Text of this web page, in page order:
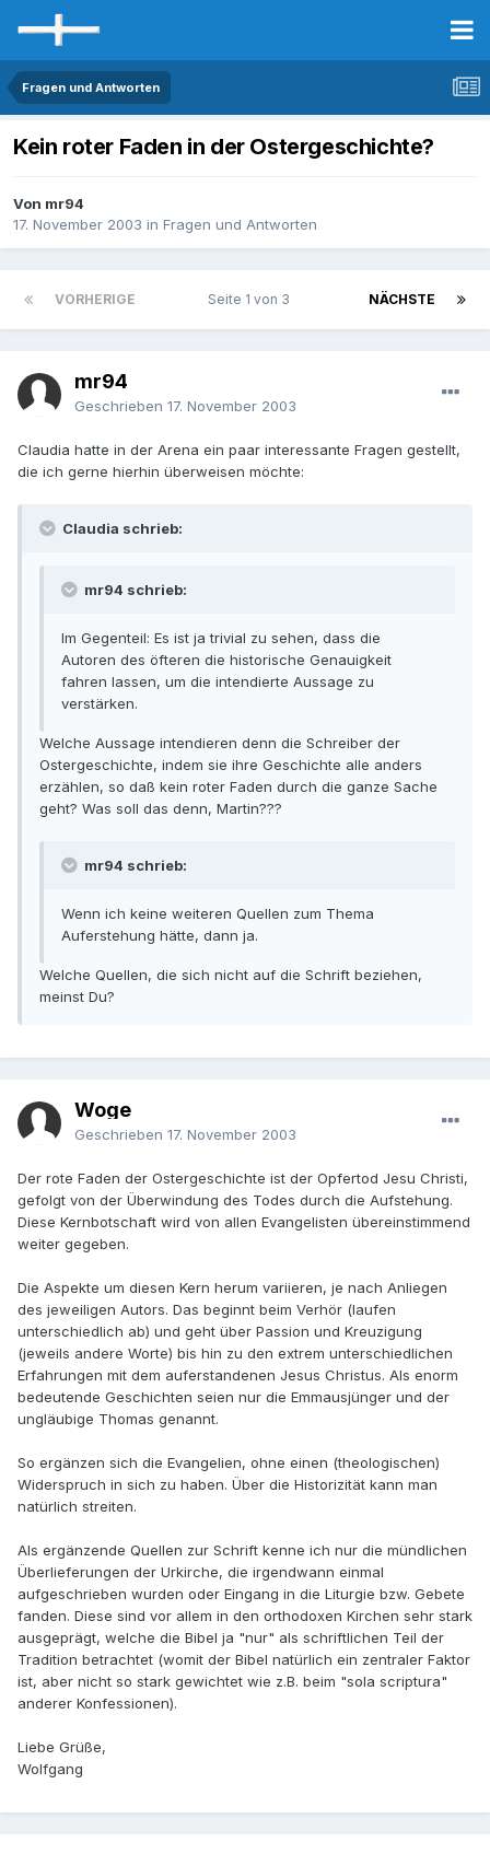
Fragen und Antworten
Kein roter Faden in der Ostergeschichte?
Von mr94
17. November 2003 in Fragen und Antworten
VORHERIGE NÄCHSTE
Seite 1 von 3
mr94
Geschrieben 17. November 2003
Claudia hatte in der Arena ein paar interessante Fragen gestellt,
die ich gerne hierhin überweisen möchte:
Claudia schrieb:
mr94 schrieb:
Im Gegenteil: Es ist ja trivial zu sehen, dass die
Autoren des öfteren die historische Genauigkeit
fahren lassen, um die intendierte Aussage zu
verstärken.
Welche Aussage intendieren denn die Schreiber der
Ostergeschichte, indem sie ihre Geschichte alle anders
erzählen, so daß kein roter Faden durch die ganze Sache
geht? Was soll das denn, Martin???
mr94 schrieb:
Wenn ich keine weiteren Quellen zum Thema
Auferstehung hätte, dann ja.
Welche Quellen, die sich nicht auf die Schrift beziehen,
meinst Du?
Woge
Geschrieben 17. November 2003
Der rote Faden der Ostergeschichte ist der Opfertod Jesu Christi,
gefolgt von der Überwindung des Todes durch die Aufstehung.
Diese Kernbotschaft wird von allen Evangelisten übereinstimmend
weiter gegeben.
Die Aspekte um diesen Kern herum variieren, je nach Anliegen
des jeweiligen Autors. Das beginnt beim Verhör (laufen
unterschiedlich ab) und geht über Passion und Kreuzigung
(jeweils andere Worte) bis hin zu den extrem unterschiedlichen
Erfahrungen mit dem auferstandenen Jesus Christus. Als enorm
bedeutende Geschichten seien nur die Emmausjünger und der
ungläubige Thomas genannt.
So ergänzen sich die Evangelien, ohne einen (theologischen)
Widerspruch in sich zu haben. Über die Historizität kann man
natürlich streiten.
Als ergänzende Quellen zur Schrift kenne ich nur die mündlichen
Überlieferungen der Urkirche, die irgendwann einmal
aufgeschrieben wurden oder Eingang in die Liturgie bzw. Gebete
fanden. Diese sind vor allem in den orthodoxen Kirchen sehr stark
ausgeprägt, welche die Bibel ja "nur" als schriftlichen Teil der
Tradition betrachtet (womit der Bibel natürlich ein zentraler Faktor
ist, aber nicht so stark gewichtet wie z.B. beim "sola scriptura"
anderer Konfessionen).
Liebe Grüße,
Wolfgang